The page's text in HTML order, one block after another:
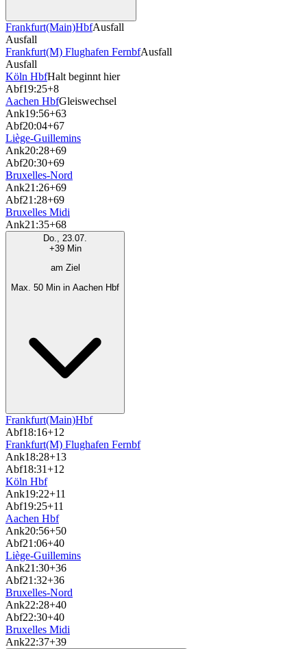
Frankfurt(Main)HbfAusfall
Ausfall
Frankfurt(M) Flughafen FernbfAusfall
Ausfall
Köln HbfHalt beginnt hier
Abf19:25+8
Aachen HbfGleiswechsel
Ank19:56+63
Abf20:04+67
Liège-Guillemins
Ank20:28+69
Abf20:30+69
Bruxelles-Nord
Ank21:26+69
Abf21:28+69
Bruxelles Midi
Ank21:35+68
Do., 23.07.
+39 Min
am Ziel
Max. 50 Min in Aachen Hbf
Frankfurt(Main)Hbf
Abf18:16+12
Frankfurt(M) Flughafen Fernbf
Ank18:28+13
Abf18:31+12
Köln Hbf
Ank19:22+11
Abf19:25+11
Aachen Hbf
Ank20:56+50
Abf21:06+40
Liège-Guillemins
Ank21:30+36
Abf21:32+36
Bruxelles-Nord
Ank22:28+40
Abf22:30+40
Bruxelles Midi
Ank22:37+39